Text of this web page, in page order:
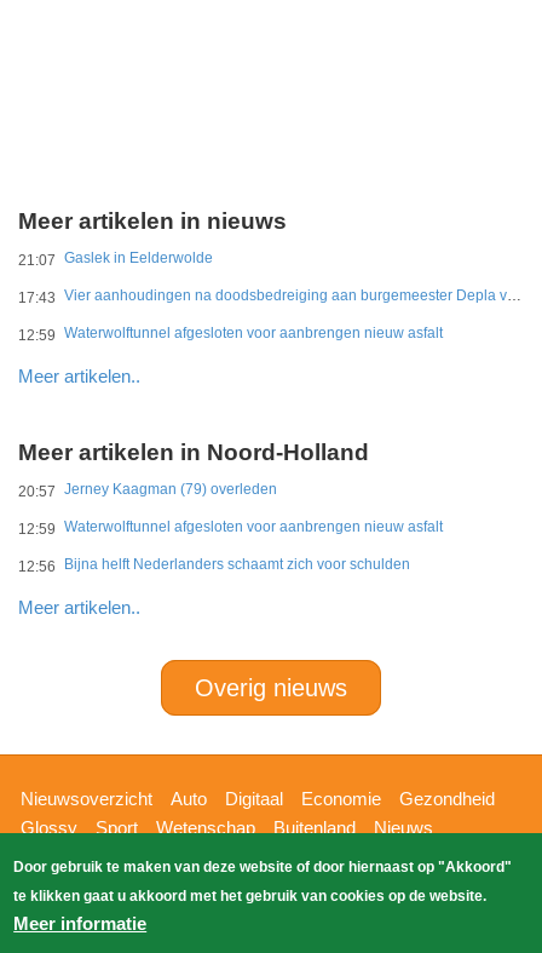
Meer artikelen in nieuws
21:07 Gaslek in Eelderwolde
17:43 Vier aanhoudingen na doodsbedreiging aan burgemeester Depla van Breda
12:59 Waterwolftunnel afgesloten voor aanbrengen nieuw asfalt
Meer artikelen..
Meer artikelen in Noord-Holland
20:57 Jerney Kaagman (79) overleden
12:59 Waterwolftunnel afgesloten voor aanbrengen nieuw asfalt
12:56 Bijna helft Nederlanders schaamt zich voor schulden
Meer artikelen..
Overig nieuws
Hoofdnavigatie
Nieuwsoverzicht Auto Digitaal Economie
Gezondheid
Glossy
Sport Wetenschap Buitenland
Nieuws
Bizzpress
Blik op 112 Provincies
Weekoverzicht
Zoeken
Copyright Blik Op Nieuws 2026gehost
Door gebruik te maken van deze website of door hiernaast op "Akkoord"
te klikken gaat u akkoord met het gebruik van cookies op de website.
Meer informatie